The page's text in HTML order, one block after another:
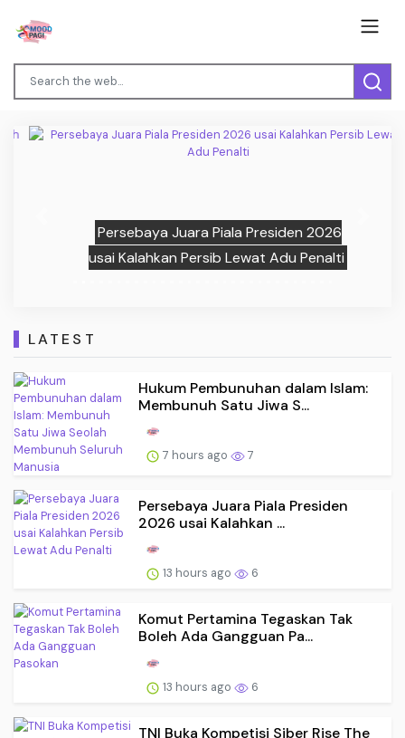
Persebaya Juara Piala Presiden 2026
usai Kalahkan Persib Lewat Adu Penalti
LATEST
Hukum Pembunuhan dalam Islam:
Membunuh Satu Jiwa S...
7 hours ago 7
Persebaya Juara Piala Presiden
2026 usai Kalahkan ...
13 hours ago 6
Komut Pertamina Tegaskan Tak
Boleh Ada Gangguan Pa...
13 hours ago 6
TNI Buka Kompetisi Siber Rise The